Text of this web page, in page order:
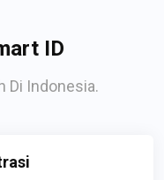
ID
Di Indonesia.